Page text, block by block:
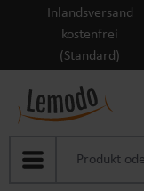
Zum Hauptinhalt springen
Inlandsversand
kostenfrei
(Standard)